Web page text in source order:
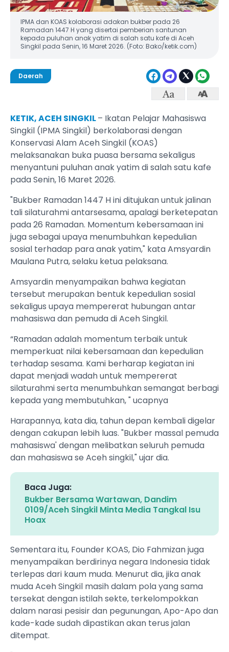
IPMA dan KOAS kolaborasi adakan bukber pada 26
Ramadan 1447 H yang disertai pemberian santunan
kepada puluhan anak yatim di salah satu kafe di Aceh
Singkil pada Senin, 16 Maret 2026. (Foto: Bako/ketik.com)
Daerah
KETIK, ACEH SINGKIL– Ikatan Pelajar Mahasiswa
Singkil (IPMA Singkil) berkolaborasi dengan
Konservasi Alam Aceh Singkil (KOAS)
melaksanakan buka puasa bersama sekaligus
menyantuni puluhan anak yatim di salah satu kafe
pada Senin, 16 Maret 2026.
"Bukber Ramadan 1447 H ini ditujukan untuk jalinan
tali silaturahmi antarsesama, apalagi berketepatan
pada 26 Ramadan. Momentum kebersamaan ini
juga sebagai upaya menumbuhkan kepedulian
sosial terhadap para anak yatim," kata Amsyardin
Maulana Putra, selaku ketua pelaksana.
Amsyardin menyampaikan bahwa kegiatan
tersebut merupakan bentuk kepedulian sosial
sekaligus upaya mempererat hubungan antar
mahasiswa dan pemuda di Aceh Singkil.
“Ramadan adalah momentum terbaik untuk
memperkuat nilai kebersamaan dan kepedulian
terhadap sesama. Kami berharap kegiatan ini
dapat menjadi wadah untuk mempererat
silaturahmi serta menumbuhkan semangat berbagi
kepada yang membutuhkan, " ucapnya
Harapannya, kata dia, tahun depan kembali digelar
dengan cakupan lebih luas. "Bukber massal pemuda
mahasiswa' dengan melibatkan seluruh pemuda
dan mahasiswa se Aceh singkil," ujar dia.
Baca Juga:
Bukber Bersama Wartawan, Dandim
0109/Aceh Singkil Minta Media Tangkal Isu
Hoax
Sementara itu, Founder KOAS, Dio Fahmizan juga
menyampaikan berdirinya negara Indonesia tidak
terlepas dari kaum muda. Menurut dia, jika anak
muda Aceh Singkil masih dalam pola yang sama
tersekat dengan istilah sekte, terkelompokkan
dalam narasi pesisir dan pegunungan, Apo-Apo dan
kade-kade sudah dipastikan akan terus jalan
ditempat.